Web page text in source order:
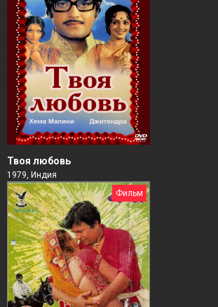
Твоя любовь
1979, Индия
Фильм